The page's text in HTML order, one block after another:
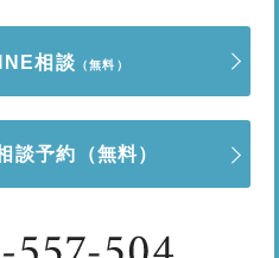
相談 （無料）
談予約 （無料）